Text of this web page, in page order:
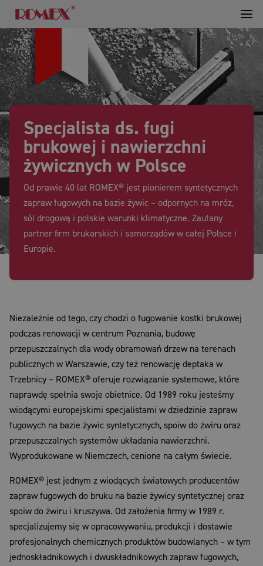
Specjalista ds. fugi
brukowej i nawierzchni
żywicznych w Polsce
Od prawie 40 lat ROMEX® jest pionierem syntetycznych
zapraw fugowych na bazie żywic – odpornych na mróz,
sól drogową i polskie warunki klimatyczne. Zaufany
partner firm brukarskich i samorządów w całej Polsce i
Europie.
Niezależnie od tego, czy chodzi o fugowanie kostki brukowej
podczas renowacji w centrum Poznania, budowę
przepuszczalnych dla wody obramowań drzew na terenach
publicznych w Warszawie, czy też renowację deptaka w
Trzebnicy – ROMEX® oferuje rozwiązanie systemowe, które
naprawdę spełnia swoje obietnice. Od 1989 roku jesteśmy
wiodącymi europejskimi specjalistami w dziedzinie zapraw
fugowych na bazie żywic syntetycznych, spoiw do żwiru oraz
przepuszczalnych systemów układania nawierzchni.
Wyprodukowane w Niemczech, cenione na całym świecie.
ROMEX® jest jednym z wiodących światowych producentów
zapraw fugowych do bruku na bazie żywicy syntetycznej oraz
spoiw do żwiru i kruszywa. Od założenia firmy w 1989 r.
specjalizujemy się w opracowywaniu, produkcji i dostawie
profesjonalnych chemicznych produktów budowlanych – w tym
jednoskładnikowych i dwuskładnikowych zapraw fugowych,